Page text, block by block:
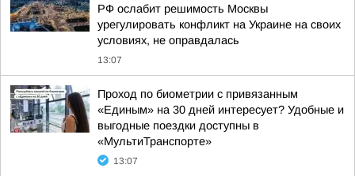
РФ ослабит решимость Москвы
урегулировать конфликт на Украине на своих
условиях, не оправдалась
13:07
Проход по биометрии с привязанным
«Единым» на 30 дней интересует? Удобные и
выгодные поездки доступны в
«МультиТранспорте»
13:07